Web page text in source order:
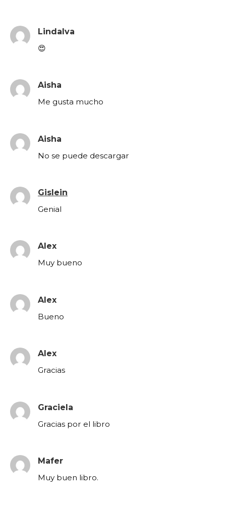
Lindalva
😍
Aisha
Me gusta mucho
Aisha
No se puede descargar
Gislein
Genial
Alex
Muy bueno
Alex
Bueno
Alex
Gracias
Graciela
Gracias por el libro
Mafer
Muy buen libro.